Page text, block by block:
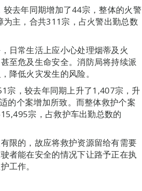
去年同期增加了44宗，整体的火警
主，合共311宗，占火警出勤总数
日常生活上应小心处理烟蒂及火
至危及生命安全。消防局将持续派
降低火灾发生的风险。
宗，较去年同期上升了1,407宗，升
的个案增加所致。而整体救护个案
宗，占救护车出勤总数的
限的，故应将救护资源留给有需要
者能在安全的情况下让路予正在执
工作。